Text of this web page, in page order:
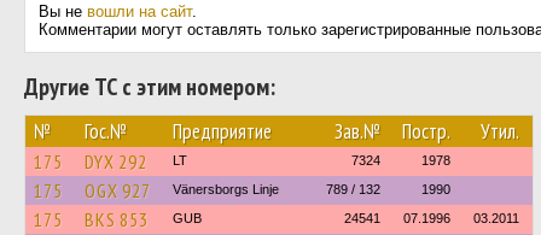
Вы не вошли на сайт.
Комментарии могут оставлять только зарегистрированные
Другие ТС с этим номером:
№ Гос.№ Предприятие Зав.№ Постр. Утил.
175 DYX 292 LT 7324 1978
175 OGX 927 Vänersborgs Linje 789 / 132 1990
175 BKS 853 GUB 24541 07.1996 03.2011